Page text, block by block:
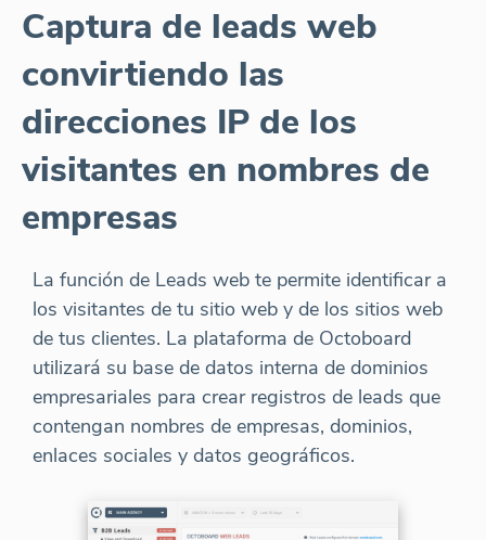
Captura de leads web
convirtiendo las
direcciones IP de los
visitantes en nombres de
empresas
La función de Leads web te permite identificar a
los visitantes de tu sitio web y de los sitios web
de tus clientes. La plataforma de Octoboard
utilizará su base de datos interna de dominios
empresariales para crear registros de leads que
contengan nombres de empresas, dominios,
enlaces sociales y datos geográficos.